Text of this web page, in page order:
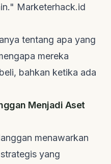
Marketerhack.id
tentang apa yang
mereka
bahkan ketika ada
Menjadi Aset
menawarkan
yang